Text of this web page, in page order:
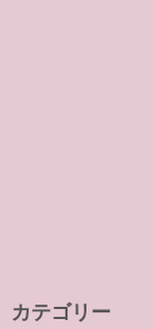
カテゴリー